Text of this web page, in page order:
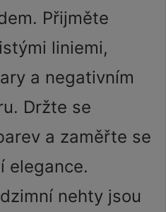
Přijměte
liniemi,
a negativním
Držte se
a zaměřte se
elegance.
nehty jsou